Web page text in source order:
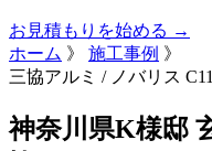
お見積もりを始める →
ホーム 》 施工事例 》
三協アルミ / ノバリス
神奈川県K様邸